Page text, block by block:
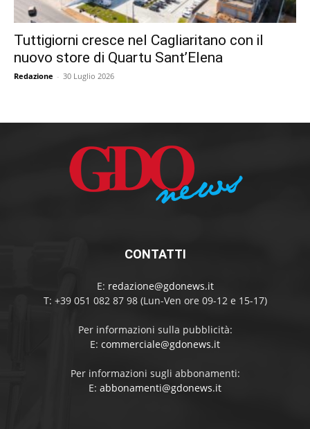
Tuttigiorni cresce nel Cagliaritano con il
nuovo store di Quartu Sant’Elena
Redazione - 30 Luglio 2026
CONTATTI
E: redazione@gdonews.it
T: +39 051 082 87 98 (Lun-Ven ore 09-12 e 15-17)
Per informazioni sulla pubblicità:
E: commerciale@gdonews.it
Per informazioni sugli abbonamenti:
E: abbonamenti@gdonews.it